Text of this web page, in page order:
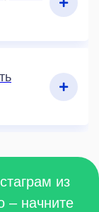
из
– начните